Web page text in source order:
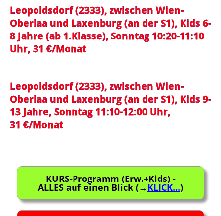
Leopoldsdorf (2333), zwischen Wien-
Oberlaa und Laxenburg (an der S1), Kids 6-
8 Jahre (ab 1.Klasse), Sonntag 10:20-11:10
Uhr, 31 €/Monat
Leopoldsdorf (2333), zwischen Wien-
Oberlaa und Laxenburg (an der S1), Kids 9-
13 Jahre, Sonntag 11:10-12:00 Uhr,
31 €/Monat
KURS-Programm (Erw.+Kids) -
ALLES auf einen Blick (→KLICK...)